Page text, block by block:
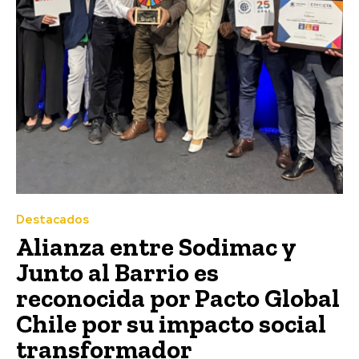
Destacados
Alianza entre Sodimac y
Junto al Barrio es
reconocida por Pacto Global
Chile por su impacto social
transformador